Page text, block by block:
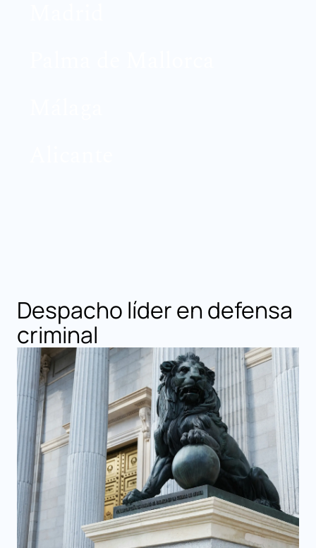
Despacho líder en defensa
criminal